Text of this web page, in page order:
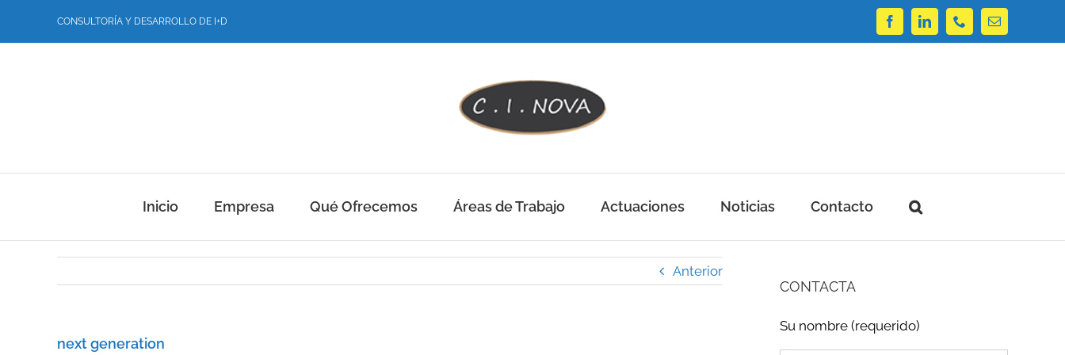
contenido
CONSULTORÍA Y DESARROLLO DE I+D FacebookLinkedInPhone Correo
electrónico
Inicio Empresa Qué Ofrecemos Áreas de Trabajo Actuaciones Noticias Contacto
Anterior
next generation
CONTACTA
Su nombre (requerido)